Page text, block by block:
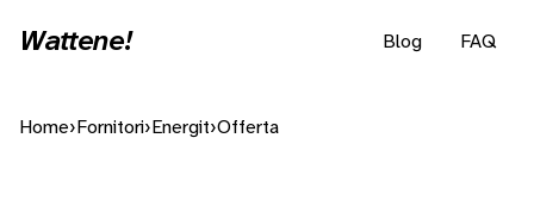
Wattene! Blog FAQ
Home› Fornitori› Energit›Offerta